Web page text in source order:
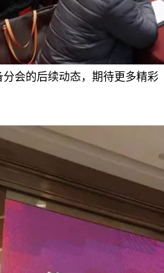
会的后续动态，期待更多精彩